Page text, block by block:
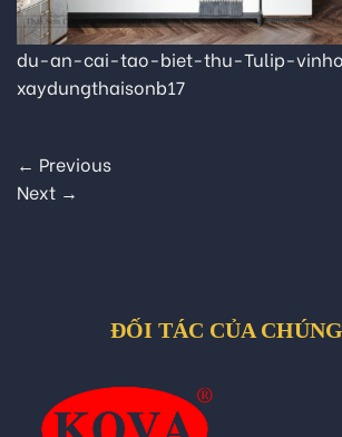
du-an-cai-tao-biet-thu-Tulip-
xaydungthaisonb17
← Previous
Next →
ĐỐI TÁC CỦA